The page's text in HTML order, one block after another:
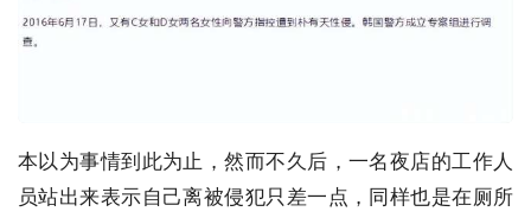
本以为事情到此为止，然而不久后，一名夜店的工作人
员站出来表示自己离被侵犯只差一点，同样也是在厕所